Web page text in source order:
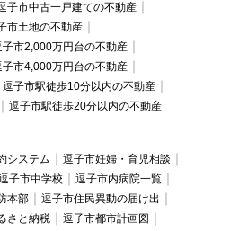
子市中古一戸建ての不動産
市土地の不動産
子市2,000万円台の不動産
子市4,000万円台の不動産
逗子市駅徒歩10分以内の不動産
逗子市駅徒歩20分以内の不動産
システム
逗子市妊婦・育児相談
子市中学校
逗子市内病院一覧
本部
逗子市住民異動の届け出
さと納税
逗子市都市計画図